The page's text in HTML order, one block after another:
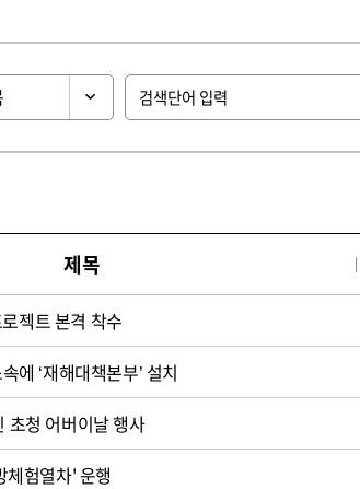
제목
젝트 본격 착수
에 ‘재해대책본부’ 설치
초청 어버이날 행사
체험열차' 운행